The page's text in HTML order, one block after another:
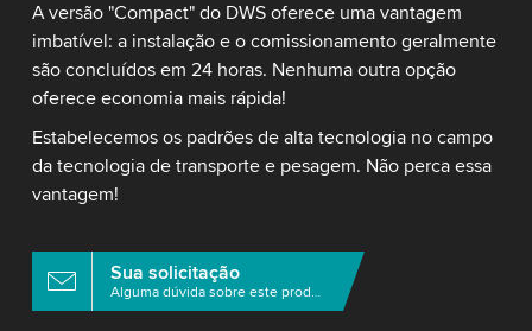
A versão "Compact" do DWS oferece uma vantagem
imbatível: a instalação e o comissionamento geralmente
são concluídos em 24 horas. Nenhuma outra opção
oferece economia mais rápida!
Estabelecemos os padrões de alta tecnologia no campo
da tecnologia de transporte e pesagem. Não perca essa
vantagem!
Sua solicitação
Alguma dúvida sobre este produto?